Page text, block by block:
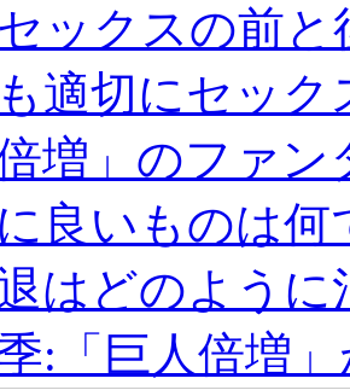
ックスの前
適切にセック
倍増」のファ
良いものは何
はどのように
:「巨人倍増